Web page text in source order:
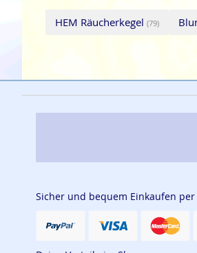
HEM Räucherkegel (79)
Sicher und bequem Einkaufen per